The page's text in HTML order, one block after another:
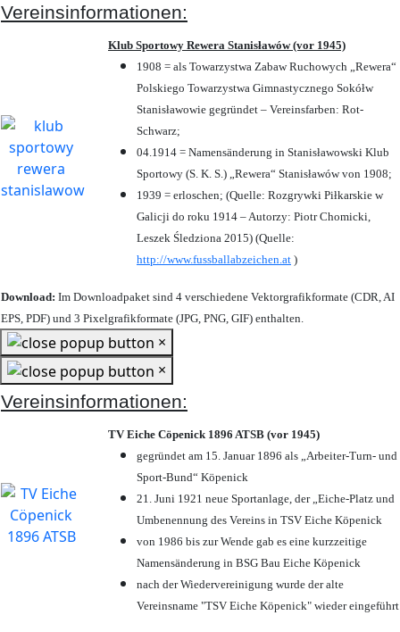
Vereinsinformationen:
Klub Sportowy Rewera Stanisławów (vor 1945)
1908 = als Towarzystwa Zabaw Ruchowych „Rewera“
Polskiego Towarzystwa Gimnastycznego Sokółw
Stanisławowie gegründet – Vereinsfarben: Rot-
Schwarz;
04.1914 = Namensänderung in Stanisławowski Klub
Sportowy (S. K. S.) „Rewera“ Stanisławów von 1908;
1939 = erloschen; (Quelle: Rozgrywki Piłkarskie w
Galicji do roku 1914 – Autorzy: Piotr Chomicki,
Leszek Śledziona 2015) (Quelle:
http://www.fussballabzeichen.at )
Download: Im Downloadpaket sind 4 verschiedene Vektorgrafikformate (CDR, AI
EPS, PDF) und 3 Pixelgrafikformate (JPG, PNG, GIF) enthalten.
×
×
Vereinsinformationen:
TV Eiche Cöpenick 1896 ATSB (vor 1945)
gegründet am 15. Januar 1896 als „Arbeiter-Turn- und
Sport-Bund“ Köpenick
21. Juni 1921 neue Sportanlage, der „Eiche-Platz und
Umbenennung des Vereins in TSV Eiche Köpenick
von 1986 bis zur Wende gab es eine kurzzeitige
Namensänderung in BSG Bau Eiche Köpenick
nach der Wiedervereinigung wurde der alte
Vereinsname "TSV Eiche Köpenick" wieder eingeführt